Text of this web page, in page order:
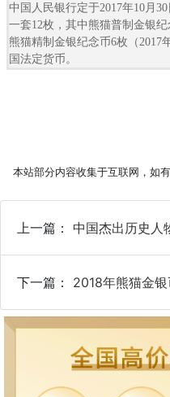
中国人民银行定于2017年10月
一套12枚，其中熊猫普制金银纪
熊猫精制金银纪念币6枚（2017
国法定货币。
本站部分内容收集于互联网，如
上一篇： 中国杰出历史人
下一篇： 2018年熊猫金